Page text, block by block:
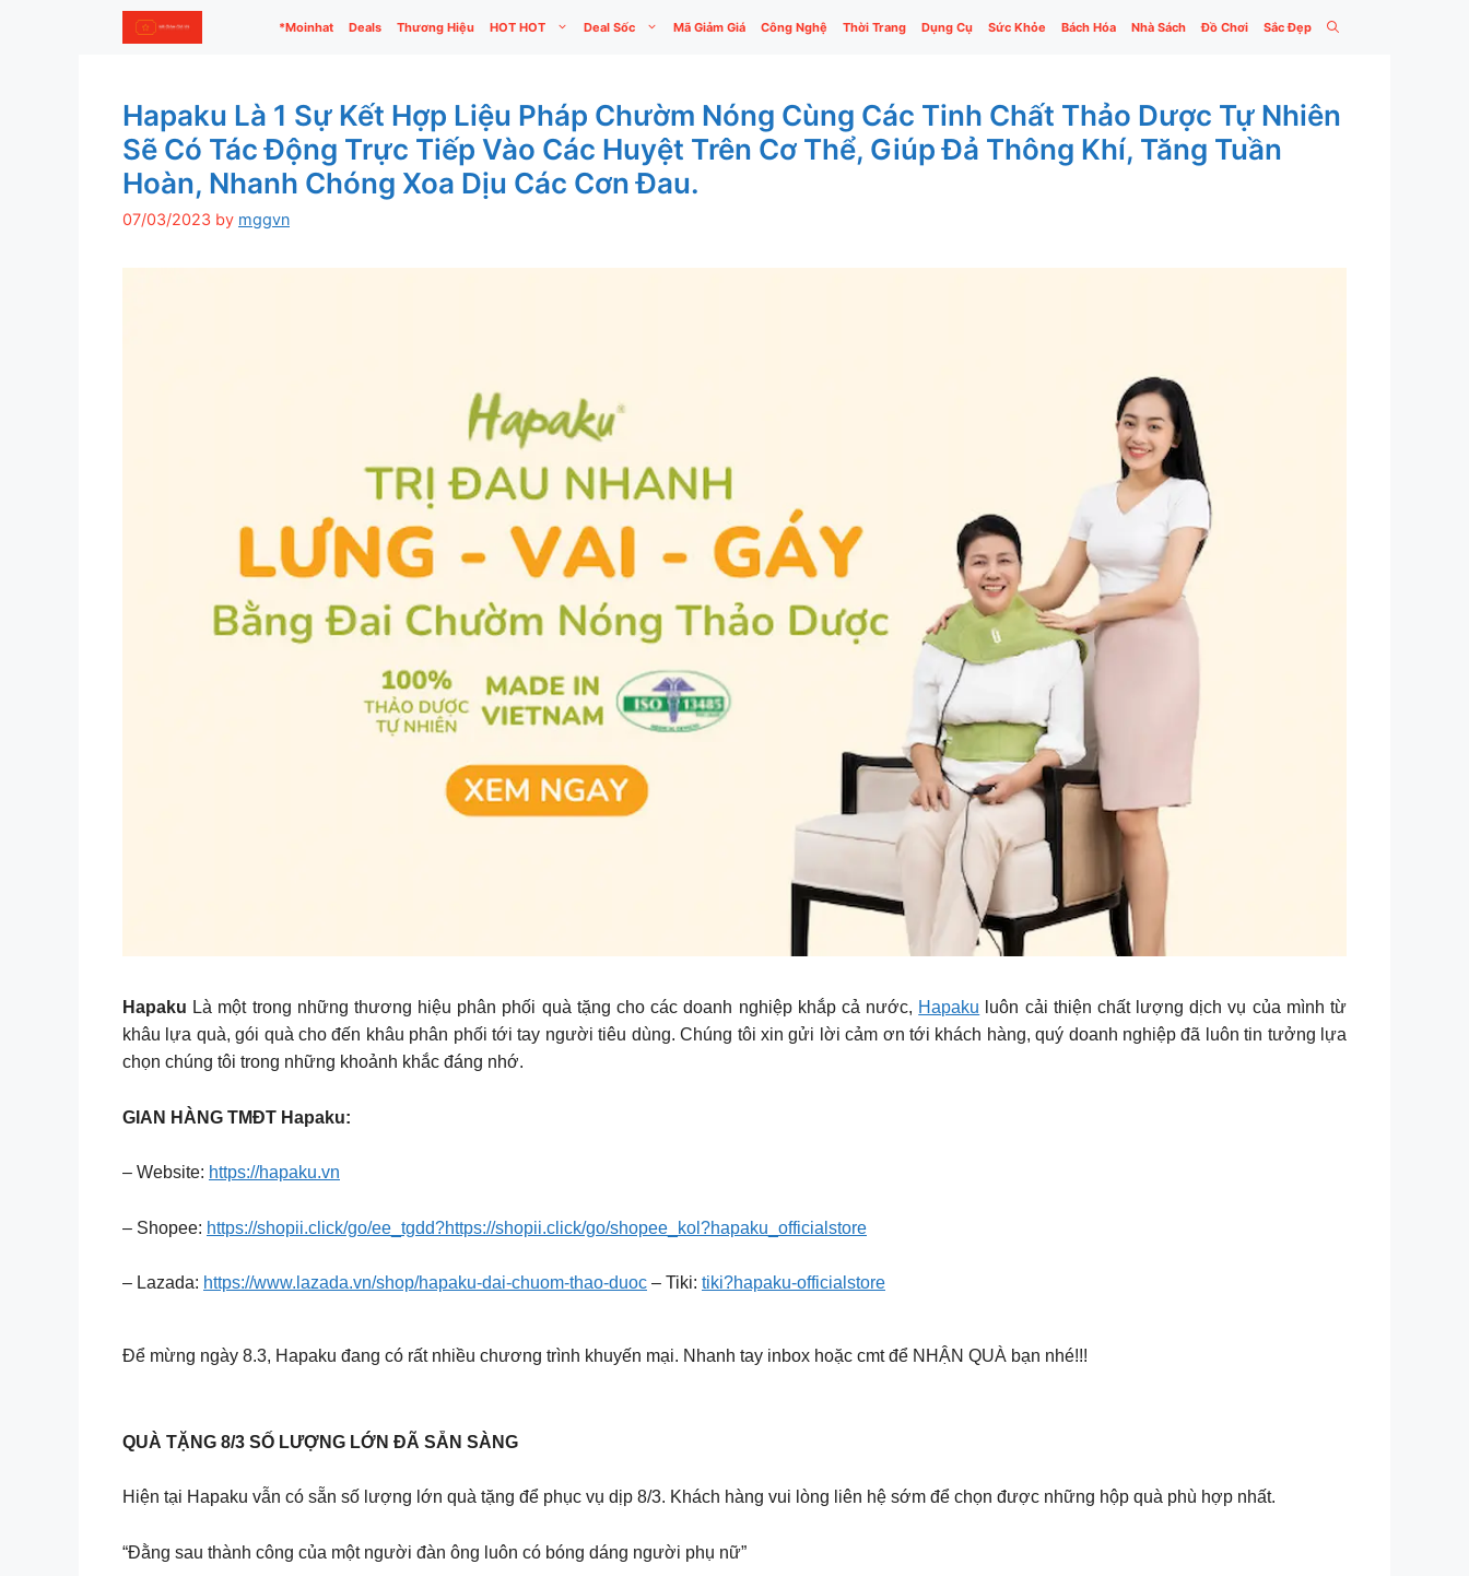
*Moinhat Deals Thương Hiệu HOT HOT Deal Sốc Mã Giảm Giá Công Nghệ Thời Trang Dụng Cụ Sức Khỏe Bách Hóa Nhà Sách Đồ Chơi Sắc Đẹp
Hapaku Là 1 Sự Kết Hợp Liệu Pháp Chườm Nóng Cùng Các Tinh Chất Thảo Dược Tự Nhiên
Sẽ Có Tác Động Trực Tiếp Vào Các Huyệt Trên Cơ Thể, Giúp Đả Thông Khí, Tăng Tuần
Hoàn, Nhanh Chóng Xoa Dịu Các Cơn Đau.
07/03/2023 by mggvn
Hapaku Là một trong những thương hiệu phân phối quà tặng cho các doanh nghiệp khắp cả nước, Hapaku luôn cải thiện chất lượng dịch vụ của mình từ
khâu lựa quà, gói quà cho đến khâu phân phối tới tay người tiêu dùng. Chúng tôi xin gửi lời cảm ơn tới khách hàng, quý doanh nghiệp đã luôn tin tưởng lựa
chọn chúng tôi trong những khoảnh khắc đáng nhớ.
GIAN HÀNG TMĐT Hapaku:
– Website: https://hapaku.vn
– Shopee: https://shopii.click/go/ee_tgdd?https://shopii.click/go/shopee_kol?hapaku_officialstore
– Lazada: https://www.lazada.vn/shop/hapaku-dai-chuom-thao-duoc – Tiki: tiki?hapaku-officialstore
Để mừng ngày 8.3, Hapaku đang có rất nhiều chương trình khuyến mại. Nhanh tay inbox hoặc cmt để NHẬN QUÀ bạn nhé!!!
QUÀ TẶNG 8/3 SỐ LƯỢNG LỚN ĐÃ SẴN SÀNG
Hiện tại Hapaku vẫn có sẵn số lượng lớn quà tặng để phục vụ dịp 8/3. Khách hàng vui lòng liên hệ sớm để chọn được những hộp quà phù hợp nhất.
“Đằng sau thành công của một người đàn ông luôn có bóng dáng người phụ nữ”